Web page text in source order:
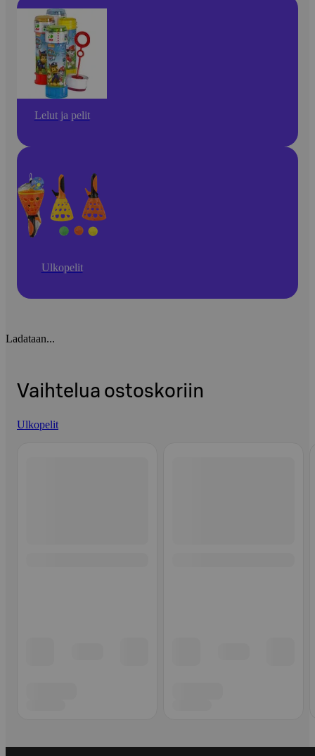
Lelut ja pelit
Ulkopelit
Ladataan...
Vaihtelua ostoskoriin
Ulkopelit